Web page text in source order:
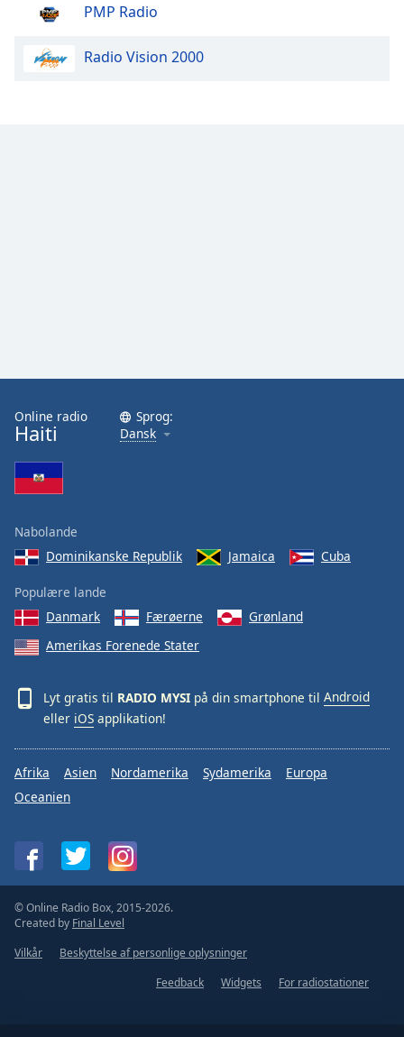
PMP Radio
Radio Vision 2000
Online radio
Haiti
Sprog:
Dansk
Nabolande
Dominikanske Republik
Jamaica Cuba
Populære lande
Danmark
Færøerne
Grønland
Amerikas Forenede Stater
Lyt gratis til RADIO MYSI på din smartphone til Android
eller iOS applikation!
Afrika Asien Nordamerika Sydamerika
Europa
Oceanien
© Online Radio Box, 2015-2026.
Created by Final Level
Vilkår
Beskyttelse af personlige oplysninger
Feedback
Widgets For radiostationer